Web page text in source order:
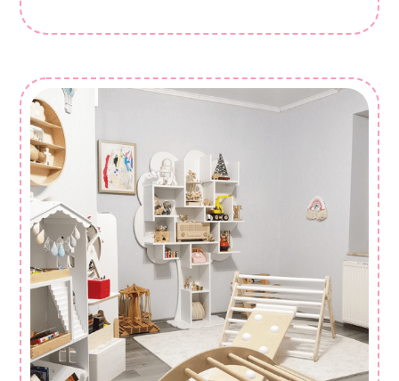
prix :
à
406,00 €